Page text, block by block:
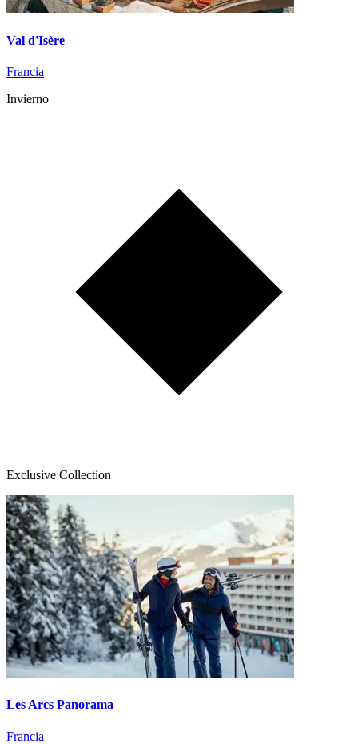
Val d'Isère
Francia
Invierno
Exclusive Collection
Les Arcs Panorama
Francia